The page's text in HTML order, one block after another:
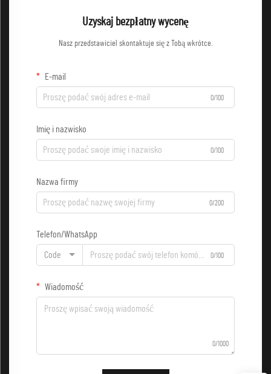
Uzyskaj bezpłatny wycenę
Nasz przedstawiciel skontaktuje się z Tobą wkrótce.
E-mail
0/100
Imię i nazwisko
0/100
Nazwa firmy
0/200
Telefon/WhatsApp
Code 0/100
Wiadomość
0/1000